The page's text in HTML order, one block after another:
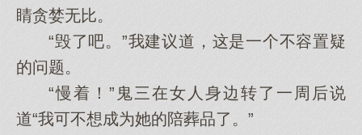
睛贪婪无比。
“毁了吧。”我建议道，这是一个不容置疑
的问题。
“慢着！”鬼三在女人身边转了一周后说
道“我可不想成为她的陪葬品了。”